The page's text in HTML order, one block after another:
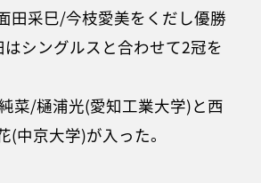
田采巳/今枝愛美をくだし優勝
シングルスと合わせて2冠を
菜/樋浦光(愛知工業大学)と西
(中京大学)が入った。